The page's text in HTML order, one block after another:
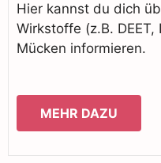
Hier kannst du dich
Wirkstoffe (z.B.
Mücken informieren.
MEHR DAZU